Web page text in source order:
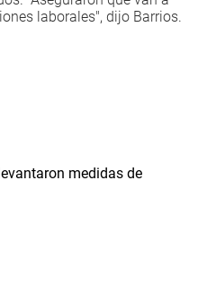
laborales", dijo Barrios.